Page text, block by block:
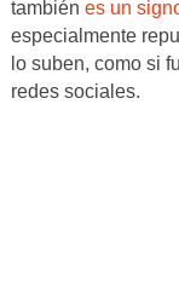
también es un
especialmente
lo suben, como si
redes sociales.